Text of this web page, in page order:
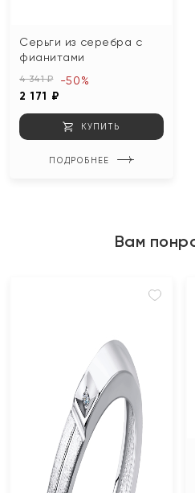
Серьги из серебра с
фианитами
4 341 ₽
2 171 ₽
-50%
КУПИТЬ
ПОДРОБНЕЕ
Вам